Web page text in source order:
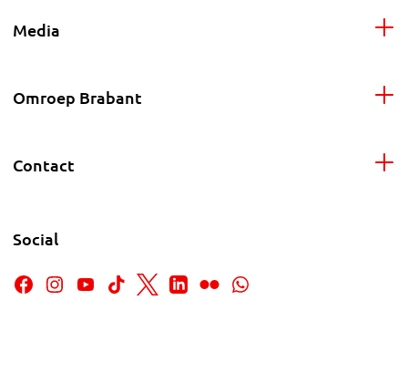
Media
Omroep Brabant
Contact
Social